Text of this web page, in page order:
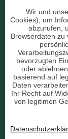
Wir und
Cookies), um
abzurufen,
Browserdaten zu
bevorzugten
oder
basierend auf
Daten
Ihr Recht auf
von legitimen